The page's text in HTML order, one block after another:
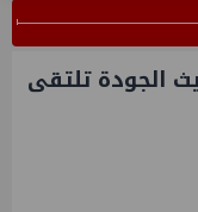
الجودة تلتقى